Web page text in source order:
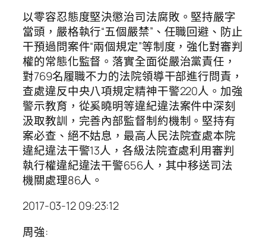
以零容忍態度堅決懲治司法腐敗。堅持嚴字
當頭，嚴格執行“五個嚴禁”、任職回避、防止
干預過問案件“兩個規定”等制度，強化對審判
權的常態化監督。落實全面從嚴治黨責任，
對769名履職不力的法院領導干部進行問責，
查處違反中央八項規定精神干警220人。加強
警示教育，從奚曉明等違紀違法案件中深刻
汲取教訓，完善內部監督制約機制。堅持有
案必查、絕不姑息，最高人民法院查處本院
違紀違法干警13人，各級法院查處利用審判
執行權違紀違法干警656人，其中移送司法
機關處理86人。
2017-03-12 09:23:12
周強: